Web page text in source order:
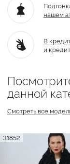
нашем
В
и кредит
данной
Смотреть все
31852